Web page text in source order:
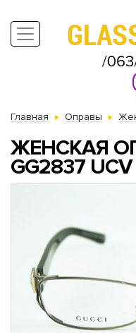
Главная Оправы
ЖЕНСКАЯ
GG2837 UCV